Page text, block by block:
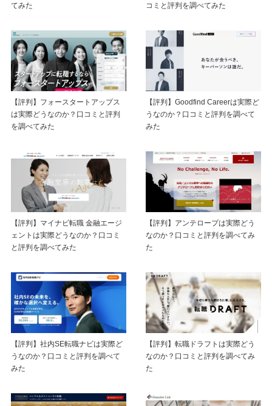
てみた コミと評判を調べてみた
【評判】フォースタートアップス
は実際どうなのか？口コミと評判
を調べてみた
【評判】Goodfind Careerは実際ど
うなのか？口コミと評判を調べて
みた
【評判】マイナビ転職 金融エージ
ェントは実際どうなのか？口コミ
と評判を調べてみた
【評判】アンテロープは実際どう
なのか？口コミと評判を調べてみ
た
【評判】社内SE転職ナビは実際ど
うなのか？口コミと評判を調べて
みた
【評判】転職ドラフトは実際どう
なのか？口コミと評判を調べてみ
た